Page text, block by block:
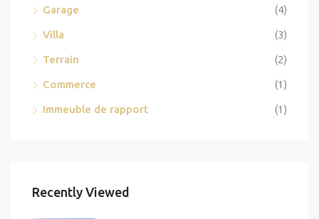
Garage (4)
Villa (3)
Terrain (2)
Commerce (1)
Immeuble de rapport (1)
Recently Viewed